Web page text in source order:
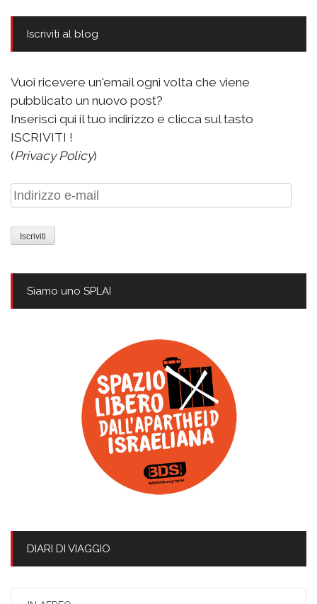
Iscriviti al blog
Vuoi ricevere un'email ogni volta che viene
pubblicato un nuovo post?
Inserisci qui il tuo indirizzo e clicca sul tasto
ISCRIVITI !
(Privacy Policy)
Indirizzo
e-
mail
Siamo uno SPLAI
DIARI DI VIAGGIO